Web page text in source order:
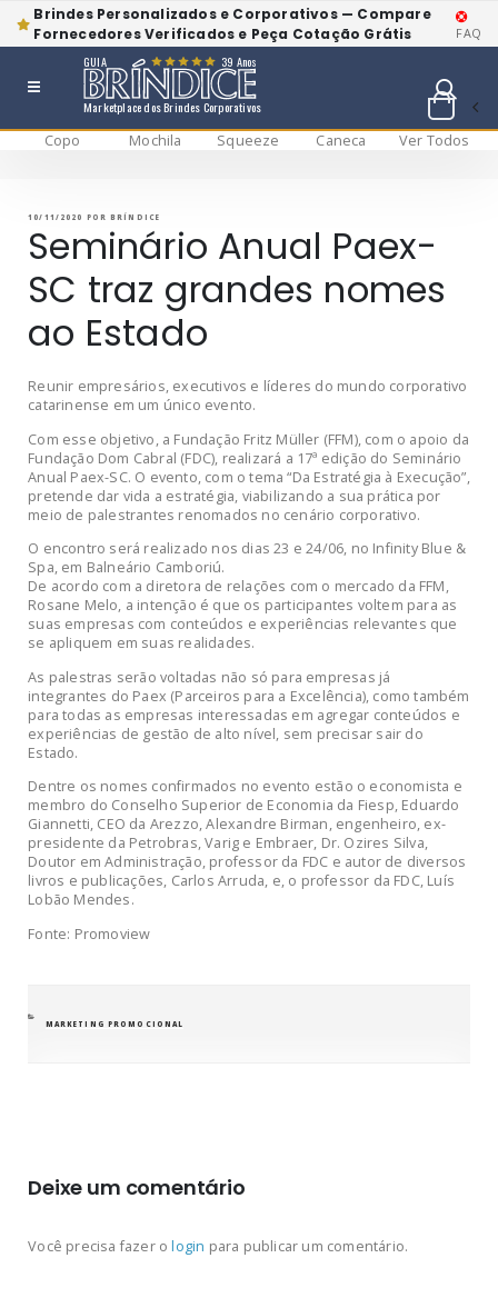
Brindes Personalizados e Corporativos — Compare
Fornecedores Verificados e Peça Cotação Grátis
FAQ
Marketplace dos Brindes Corporativos
GUIA 39 Anos
Copo Mochila Squeeze Caneca
Ver Todos
conteúdo
PUBLICADO
10/11/2020 PORBRÍNDICE
Seminário Anual Paex-
SC traz grandes nomes
ao Estado
Reunir empresários, executivos e líderes do mundo corporativo
catarinense em um único evento.
Com esse objetivo, a Fundação Fritz Müller (FFM), com o apoio da
Fundação Dom Cabral (FDC), realizará a 17ª edição do Seminário
Anual Paex-SC. O evento, com o tema “Da Estratégia à Execução”,
pretende dar vida a estratégia, viabilizando a sua prática por
meio de palestrantes renomados no cenário corporativo.
O encontro será realizado nos dias 23 e 24/06, no Infinity Blue &
Spa, em Balneário Camboriú.
De acordo com a diretora de relações com o mercado da FFM,
Rosane Melo, a intenção é que os participantes voltem para as
suas empresas com conteúdos e experiências relevantes que
se apliquem em suas realidades.
As palestras serão voltadas não só para empresas já
integrantes do Paex (Parceiros para a Excelência), como também
para todas as empresas interessadas em agregar conteúdos e
experiências de gestão de alto nível, sem precisar sair do
Estado.
Dentre os nomes confirmados no evento estão o economista e
membro do Conselho Superior de Economia da Fiesp, Eduardo
Giannetti, CEO da Arezzo, Alexandre Birman, engenheiro, ex-
presidente da Petrobras, Varig e Embraer, Dr. Ozires Silva,
Doutor em Administração, professor da FDC e autor de diversos
livros e publicações, Carlos Arruda, e, o professor da FDC, Luís
Lobão Mendes.
Fonte: Promoview
CATEGORIAS
MARKETING PROMOCIONAL
Deixe um comentário
Você precisa fazer ologin para publicar um comentário.